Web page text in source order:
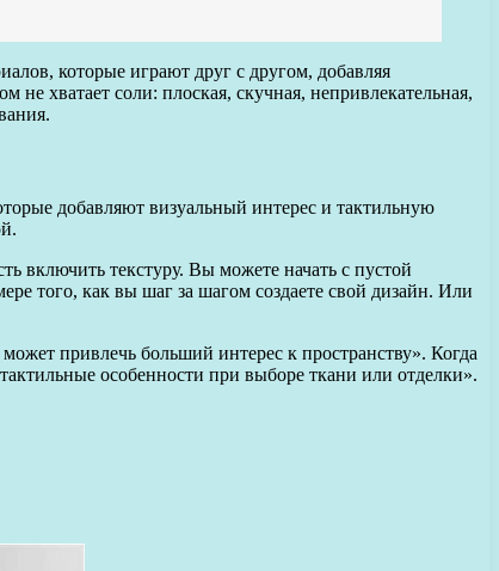
которые играют друг с другом, добавляя
хватает соли: плоская, скучная, непривлекательная,
добавляют визуальный интерес и тактильную
включить текстуру. Вы можете начать с пустой
того, как вы шаг за шагом создаете свой дизайн. Или
привлечь больший интерес к пространству». Когда
особенности при выборе ткани или отделки».